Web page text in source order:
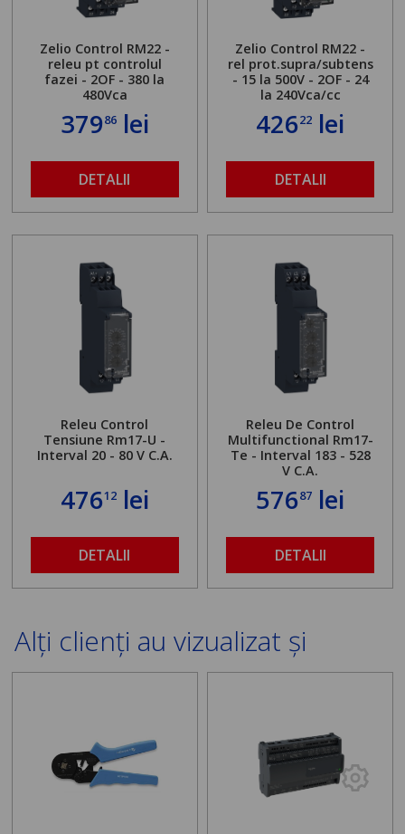
Zelio Control RM22 -
releu pt controlul
fazei - 2OF - 380 la
480Vca
37986lei
DETALII
Zelio Control RM22 -
rel prot.supra/subtens
- 15 la 500V - 2OF - 24
la 240Vca/cc
42622 lei
DETALII
Releu Control
Tensiune Rm17-U -
Interval 20 - 80 V C.A.
47612lei
DETALII
Releu De Control
Multifunctional Rm17-
Te - Interval 183 - 528
V C.A.
57687 lei
DETALII
Alți clienți au vizualizat și